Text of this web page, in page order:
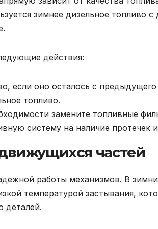
зимнее дизельное
действия:
если оно осталось с предыдущего
топливо.
замените топливные
систему на наличие протечек
частей
работы механизмов. В
температурой застывания,
деталей.